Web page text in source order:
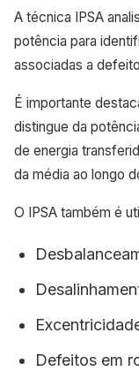
A técnica IPSA
potência para
associadas a
É importante
distingue da
de energia
da média ao longo
O IPSA também é
Defeitos em